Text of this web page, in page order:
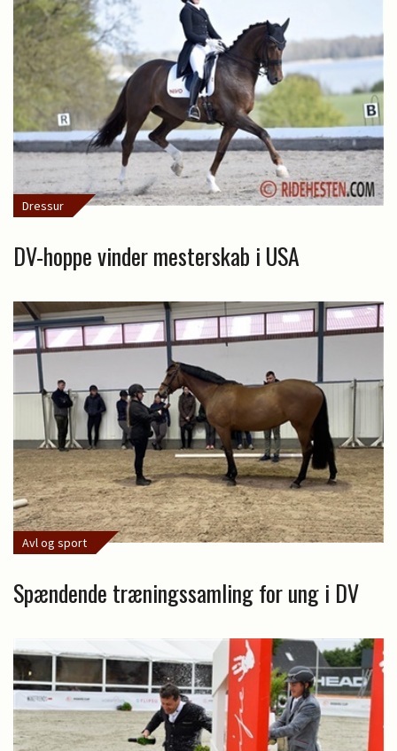
Dressur
DV-hoppe vinder mesterskab i USA
Avl og sport
Spændende træningssamling for ung i DV